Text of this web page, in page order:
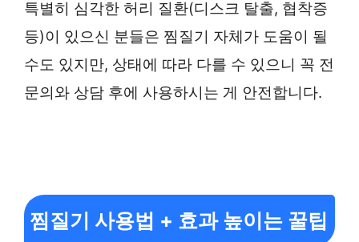
특별히 심각한 허리 질환(디스크 탈출, 협착증
등)이 있으신 분들은 찜질기 자체가 도움이 될
수도 있지만, 상태에 따라 다를 수 있으니 꼭 전
문의와 상담 후에 사용하시는 게 안전합니다.
찜질기 사용법 + 효과 높이는 꿀팁